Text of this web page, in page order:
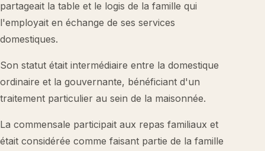
partageait la table et le logis de la famille qui
l'employait en échange de ses services
domestiques.
Son statut était intermédiaire entre la domestique
ordinaire et la gouvernante, bénéficiant d'un
traitement particulier au sein de la maisonnée.
La commensale participait aux repas familiaux et
était considérée comme faisant partie de la famille